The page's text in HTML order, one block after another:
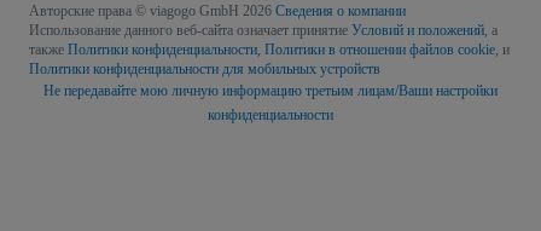
Авторские права © viagogo GmbH 2026 Сведения о компании
Использование данного веб-сайта означает принятие Условий и положений, а
также Политики конфиденциальности, Политики в отношении файлов cookie, и
Политики конфиденциальности для мобильных устройств
Не передавайте мою личную информацию третьим лицам/Ваши настройки
конфиденциальности